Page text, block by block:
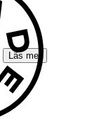
Läs mer